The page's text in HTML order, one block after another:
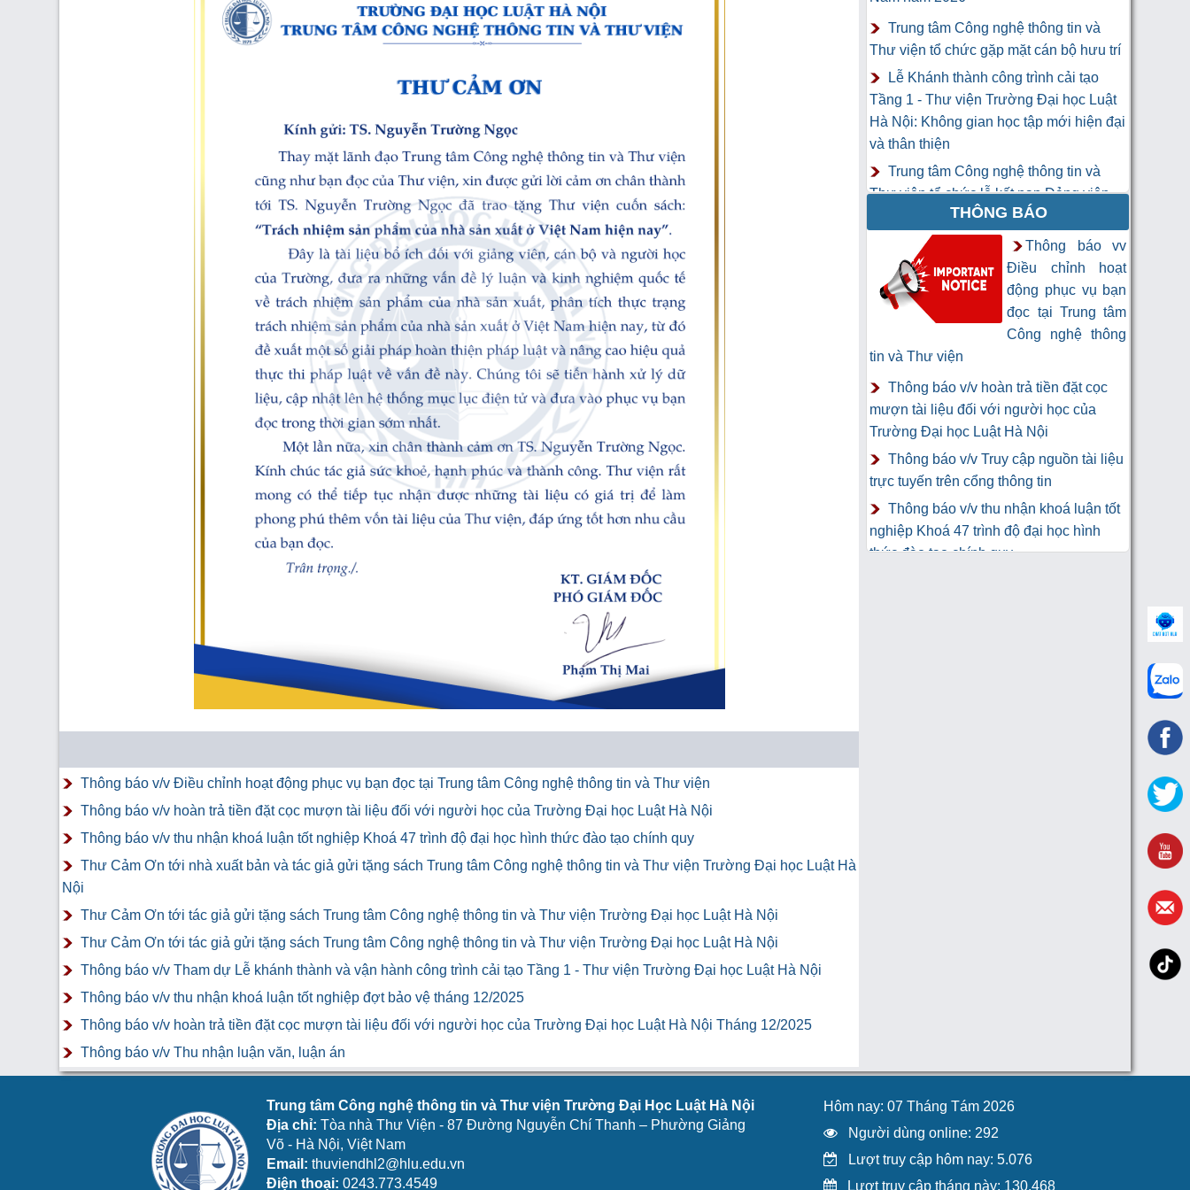
Thông báo v/v Điều chỉnh hoạt động phục vụ bạn đọc tại Trung tâm Công nghệ thông tin và Thư viện
Thông báo v/v hoàn trả tiền đặt cọc mượn tài liệu đối với người học của Trường Đại học Luật Hà Nội
Thông báo v/v thu nhận khoá luận tốt nghiệp Khoá 47 trình độ đại học hình thức đào tạo chính quy
Thư Cảm Ơn tới nhà xuất bản và tác giả gửi tặng sách Trung tâm Công nghệ thông tin và Thư viện Trường Đại học Luật Hà
Nội
Thư Cảm Ơn tới tác giả gửi tặng sách Trung tâm Công nghệ thông tin và Thư viện Trường Đại học Luật Hà Nội
Thư Cảm Ơn tới tác giả gửi tặng sách Trung tâm Công nghệ thông tin và Thư viện Trường Đại học Luật Hà Nội
Thông báo v/v Tham dự Lễ khánh thành và vận hành công trình cải tạo Tầng 1 - Thư viện Trường Đại học Luật Hà Nội
Thông báo v/v thu nhận khoá luận tốt nghiệp đợt bảo vệ tháng 12/2025
Thông báo v/v hoàn trả tiền đặt cọc mượn tài liệu đối với người học của Trường Đại học Luật Hà Nội Tháng 12/2025
Thông báo v/v Thu nhận luận văn, luận án
Trung tâm Công nghệ thông tin và
Thư viện tổ chức gặp mặt cán bộ hưu trí
Lễ Khánh thành công trình cải tạo
Tầng 1 - Thư viện Trường Đại học Luật
Hà Nội: Không gian học tập mới hiện đại
và thân thiện
Trung tâm Công nghệ thông tin và
Thư viện tổ chức lễ kết nạp Đảng viên
Khai mạc Khóa học “Trí tuệ nhân tạo
cho chuyên gia thông tin và thư viện”
THÔNG BÁO
Thông báo vv
Điều chỉnh hoạt
động phục vụ bạn
đọc tại Trung tâm
Công nghệ thông
tin và Thư viện
Thông báo v/v hoàn trả tiền đặt cọc
mượn tài liệu đối với người học của
Trường Đại học Luật Hà Nội
Thông báo v/v Truy cập nguồn tài liệu
trực tuyến trên cổng thông tin
Thông báo v/v thu nhận khoá luận tốt
nghiệp Khoá 47 trình độ đại học hình
thức đào tạo chính quy
Trung tâm Công nghệ thông tin và Thư viện Trường Đại Học Luật Hà Nội
Địa chỉ: Tòa nhà Thư Viện - 87 Đường Nguyễn Chí Thanh – Phường Giảng
Võ - Hà Nội, Việt Nam
Email: thuviendhl2@hlu.edu.vn
Điện thoại: 0243.773.4549
Hôm nay: 07 Tháng Tám 2026
Người dùng online: 292
Lượt truy cập hôm nay: 5.076
Lượt truy cập tháng này: 130.468